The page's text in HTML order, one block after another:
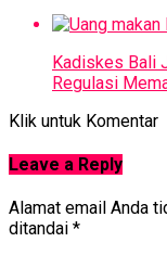
Kadiskes Bali
Regulasi
Klik untuk Komentar
Leave a Reply
Alamat email Anda
ditandai *